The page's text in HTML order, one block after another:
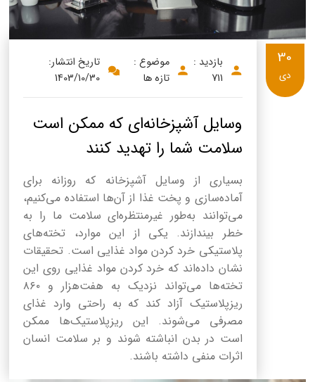
بازدید :
711
موضوع :
تازه ها
تاریخ انتشار:
1403/10/30
وسایل آشپزخانه‌ای که ممکن است
سلامت شما را تهدید کنند
بسیاری از وسایل آشپزخانه که روزانه برای
آماده‌سازی و پخت غذا از آن‌ها استفاده می‌کنیم،
می‌توانند به‌طور غیرمنتظره‌ای سلامت ما را به
خطر بیندازند. یکی از این موارد، تخته‌های
پلاستیکی خرد کردن مواد غذایی است. تحقیقات
نشان داده‌اند که خرد کردن مواد غذایی روی این
تخته‌ها می‌تواند نزدیک به هفت‌هزار و ۸۶۰
ریزپلاستیک آزاد کند که به راحتی وارد غذای
مصرفی می‌شوند. این ریزپلاستیک‌ها ممکن
است در بدن انباشته شوند و بر سلامت انسان
اثرات منفی داشته باشند.
30
دی